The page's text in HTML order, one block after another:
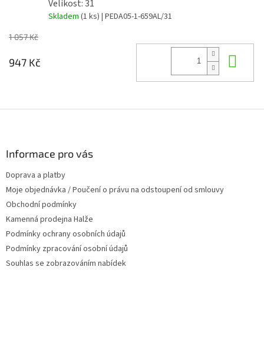
Velikost: 31
Skladem (1 ks) | PEDA05-1-659AL/31
1 057 Kč
947 Kč
Informace pro vás
Doprava a platby
Moje objednávka / Poučení o právu na odstoupení od smlouvy
Obchodní podmínky
Kamenná prodejna Halže
Podmínky ochrany osobních údajů
Podmínky zpracování osobní údajů
Souhlas se zobrazováním nabídek